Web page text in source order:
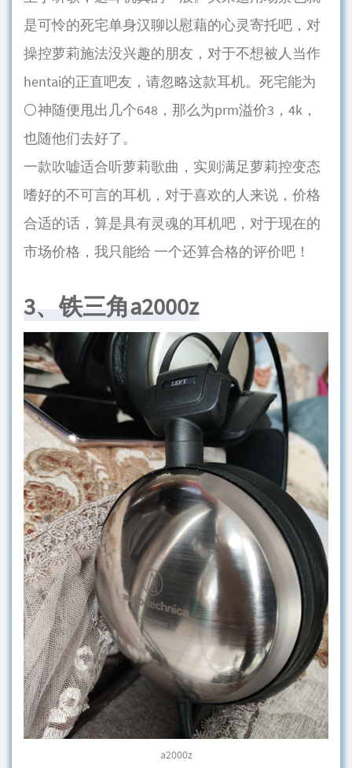
是可怜的死宅单身汉聊以慰藉的心灵寄托吧，对
操控萝莉施法没兴趣的朋友，对于不想被人当作
hentai的正直吧友，请忽略这款耳机。死宅能为
⚪神随便甩出几个648，那么为prm溢价3，4k，
也随他们去好了。
一款吹嘘适合听萝莉歌曲，实则满足萝莉控变态
嗜好的不可言的耳机，对于喜欢的人来说，价格
合适的话，算是具有灵魂的耳机吧，对于现在的
市场价格，我只能给 一个还算合格的评价吧！
3、铁三角a2000z
a2000z